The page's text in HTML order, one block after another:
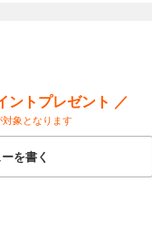
ントプレゼント ／
象となります
を書く